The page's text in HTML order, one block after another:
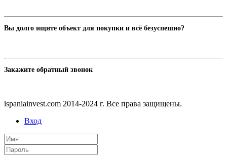
Вы долго ищите объект для покупки и всё безуспешно?
Закажите обратный звонок
ispaniainvest.com 2014-2024 г. Все права защищены.
Вход